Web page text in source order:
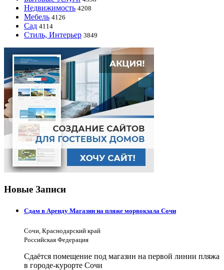
Недвижимость 4208
Мебель 4126
Сад 4114
Стиль, Интерьер 3849
Новые Записи
Сдам в Аренду Магазин на пляже морвокзала Сочи
Сочи, Краснодарский край
Российская Федерация
Сдаётся помещение под магазин на первой линии пляжа
в городе-курорте Сочи